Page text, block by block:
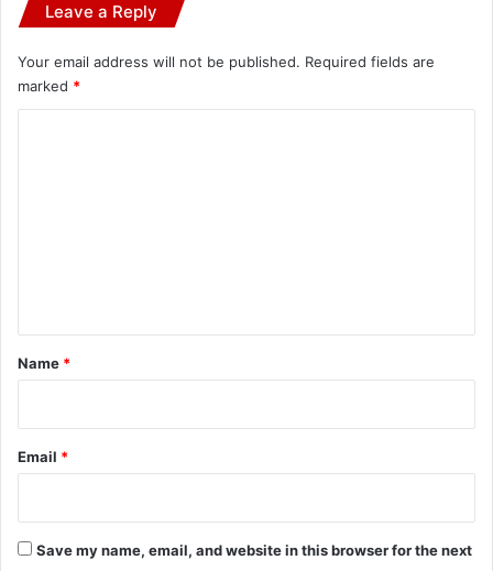
Leave a Reply
Your email address will not be published. Required fields are
marked *
*
Name *
Email *
Save my name, email, and website in this browser for the next